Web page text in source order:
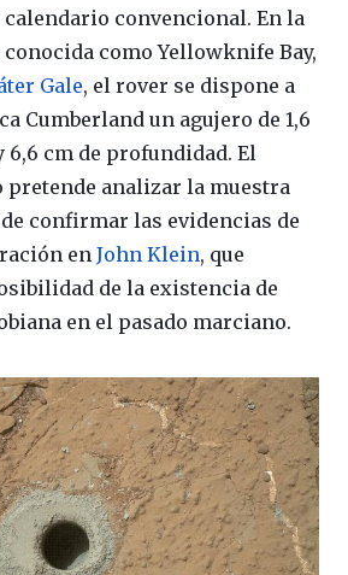
calendario convencional. En la
como Yellowknife Bay,
Gale, el rover se dispone a
Cumberland un agujero de 1,6
6,6 cm de profundidad. El
analizar la muestra
confirmar las evidencias de
en John Klein, que
de la existencia de
en el pasado marciano.